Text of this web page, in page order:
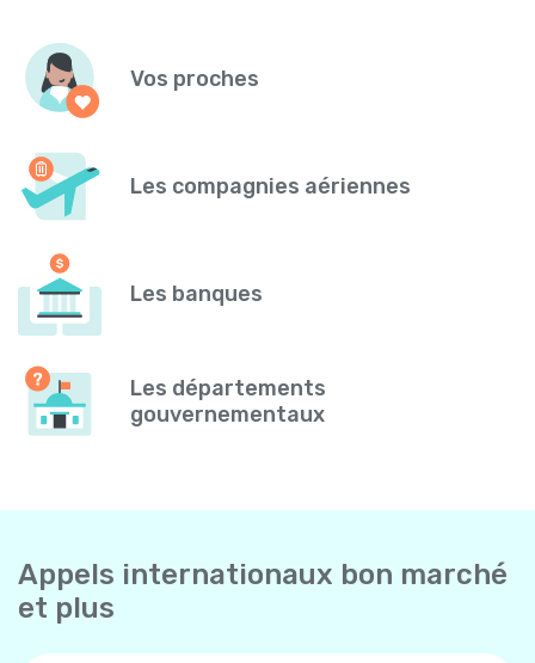
Vos proches
Les compagnies aériennes
Les banques
Les départements
gouvernementaux
Appels internationaux bon marché
et plus